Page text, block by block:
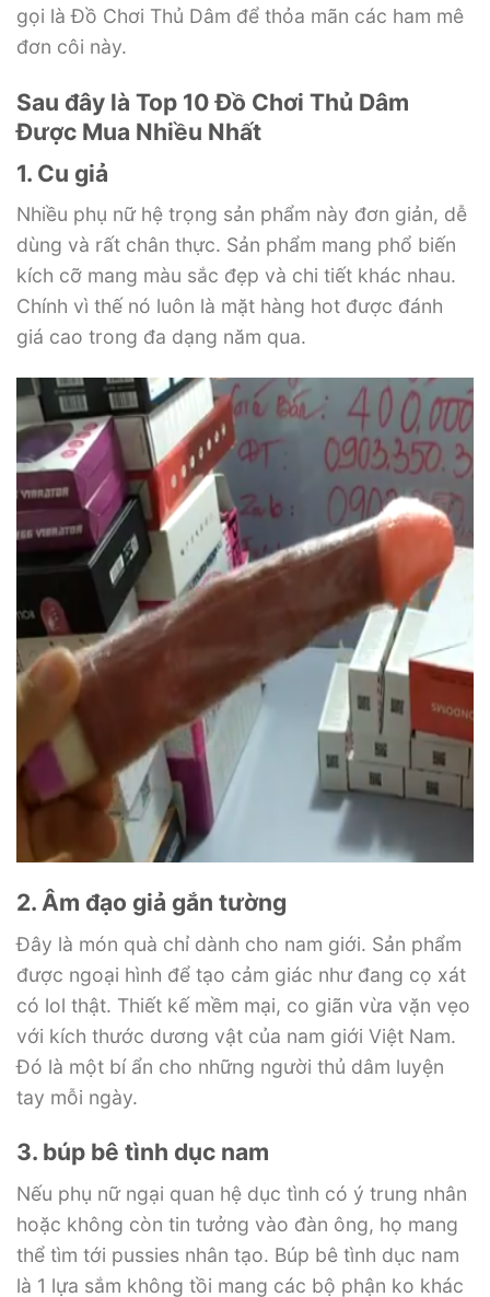
gọi là Đồ Chơi Thủ Dâm để thỏa mãn các ham mê
đơn côi này.
Sau đây là Top 10 Đồ Chơi Thủ Dâm
Được Mua Nhiều Nhất
1. Cu giả
Nhiều phụ nữ hệ trọng sản phẩm này đơn giản, dễ
dùng và rất chân thực. Sản phẩm mang phổ biến
kích cỡ mang màu sắc đẹp và chi tiết khác nhau.
Chính vì thế nó luôn là mặt hàng hot được đánh
giá cao trong đa dạng năm qua.
2. Âm đạo giả gắn tường
Đây là món quà chỉ dành cho nam giới. Sản phẩm
được ngoại hình để tạo cảm giác như đang cọ xát
có lol thật. Thiết kế mềm mại, co giãn vừa vặn vẹo
với kích thước dương vật của nam giới Việt Nam.
Đó là một bí ẩn cho những người thủ dâm luyện
tay mỗi ngày.
3. búp bê tình dục nam
Nếu phụ nữ ngại quan hệ dục tình có ý trung nhân
hoặc không còn tin tưởng vào đàn ông, họ mang
thể tìm tới pussies nhân tạo. Búp bê tình dục nam
là 1 lựa sắm không tồi mang các bộ phận ko khác